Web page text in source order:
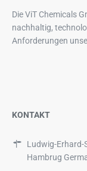
Die ViT Chemicals
nachhaltig,
Anforderungen
KONTAKT
Ludwig-Erhard-
Hambrug